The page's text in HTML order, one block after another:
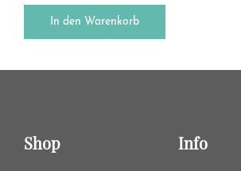
In den Warenkorb
Shop Info